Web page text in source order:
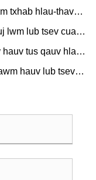
txhab hlau-thav
lwm lub tsev cuam
tus qauv hlau
hauv lub tsev